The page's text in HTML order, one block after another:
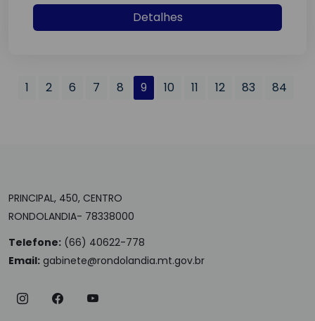
Detalhes
1 2 6 7 8 9 10 11 12 83 84
PRINCIPAL, 450, CENTRO
RONDOLANDIA- 78338000
Telefone: (66) 40622-778
Email: gabinete@rondolandia.mt.gov.br